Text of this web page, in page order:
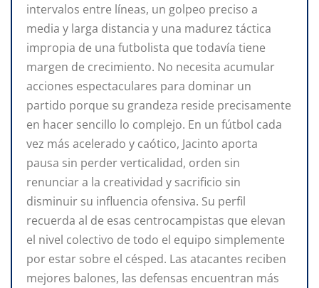
intervalos entre líneas, un golpeo preciso a
media y larga distancia y una madurez táctica
impropia de una futbolista que todavía tiene
margen de crecimiento. No necesita acumular
acciones espectaculares para dominar un
partido porque su grandeza reside precisamente
en hacer sencillo lo complejo. En un fútbol cada
vez más acelerado y caótico, Jacinto aporta
pausa sin perder verticalidad, orden sin
renunciar a la creatividad y sacrificio sin
disminuir su influencia ofensiva. Su perfil
recuerda al de esas centrocampistas que elevan
el nivel colectivo de todo el equipo simplemente
por estar sobre el césped. Las atacantes reciben
mejores balones, las defensas encuentran más